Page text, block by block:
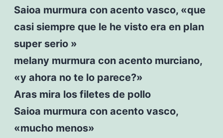
Saioa murmura con acento vasco, «que
casi siempre que le he visto era en plan
super serio »
melany murmura con acento murciano,
«y ahora no te lo parece?»
Aras mira los filetes de pollo
Saioa murmura con acento vasco,
«mucho menos»